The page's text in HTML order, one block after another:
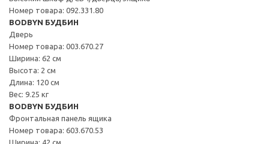
Номер товара: 092.331.80
BODBYN БУДБИН
Дверь
Номер товара: 003.670.27
Ширина: 62 см
Высота: 2 см
Длина: 120 см
Вес: 9.25 кг
BODBYN БУДБИН
Фронтальная панель ящика
Номер товара: 603.670.53
Ширина: 42 см